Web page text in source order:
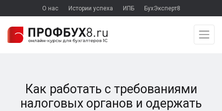
О нас Истории успеха ИПБ БухЭксперт8
Как работать с требованиями
налоговых органов и одержать